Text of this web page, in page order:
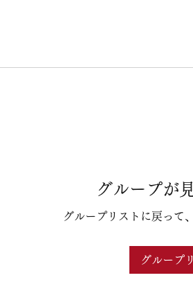
グループが
グループリストに戻って
グループ